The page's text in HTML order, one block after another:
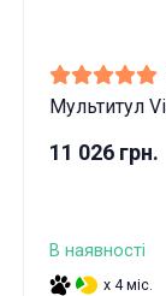
Мультитул
11 026 грн.
В наявності
x 4 міс.